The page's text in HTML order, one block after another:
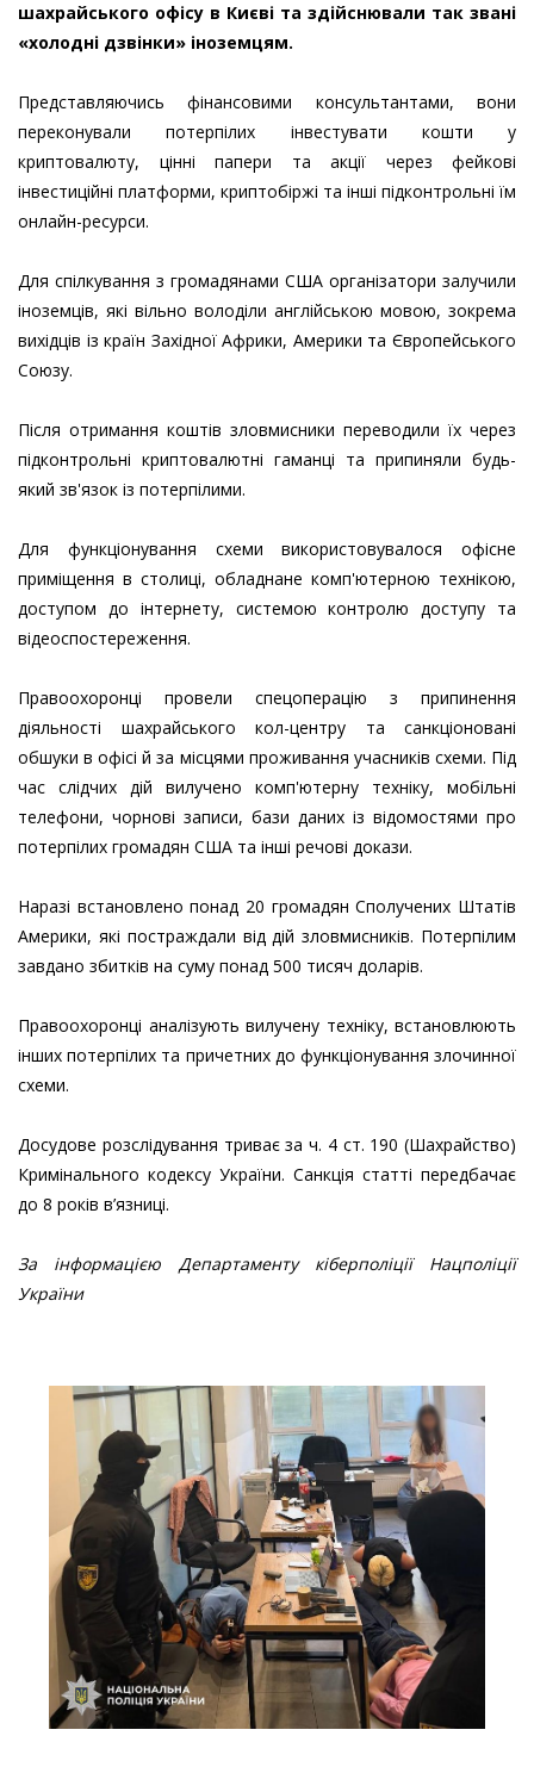
шахрайського офісу в Києві та здійснювали так звані
«холодні дзвінки» іноземцям.
Представляючись фінансовими консультантами, вони
переконували потерпілих інвестувати кошти у
криптовалюту, цінні папери та акції через фейкові
інвестиційні платформи, криптобіржі та інші підконтрольні їм
онлайн-ресурси.
Для спілкування з громадянами США організатори залучили
іноземців, які вільно володіли англійською мовою, зокрема
вихідців із країн Західної Африки, Америки та Європейського
Союзу.
Після отримання коштів зловмисники переводили їх через
підконтрольні криптовалютні гаманці та припиняли будь-
який зв'язок із потерпілими.
Для функціонування схеми використовувалося офісне
приміщення в столиці, обладнане комп'ютерною технікою,
доступом до інтернету, системою контролю доступу та
відеоспостереження.
Правоохоронці провели спецоперацію з припинення
діяльності шахрайського кол-центру та санкціоновані
обшуки в офісі й за місцями проживання учасників схеми. Під
час слідчих дій вилучено комп'ютерну техніку, мобільні
телефони, чорнові записи, бази даних із відомостями про
потерпілих громадян США та інші речові докази.
Наразі встановлено понад 20 громадян Сполучених Штатів
Америки, які постраждали від дій зловмисників. Потерпілим
завдано збитків на суму понад 500 тисяч доларів.
Правоохоронці аналізують вилучену техніку, встановлюють
інших потерпілих та причетних до функціонування злочинної
схеми.
Досудове розслідування триває за ч. 4 ст. 190 (Шахрайство)
Кримінального кодексу України. Санкція статті передбачає
до 8 років в’язниці.
За інформацією Департаменту кіберполіції Нацполіції
України